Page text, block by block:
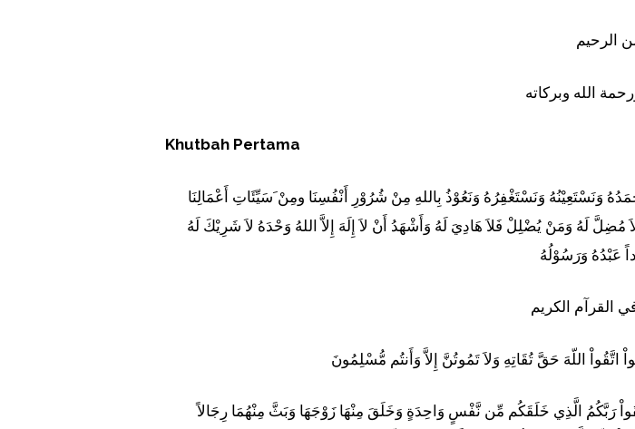
الرحيم
الله وبركاته
Khutbah Pertama
وَنَسْتَعِيْنُهُ وَنَسْتَغْفِرُهُ وَنَعُوْذُ بِاللهِ مِنْ شُرُوْرِ أَنْفُسِنَا ومِنْ َسَيِّئَاتِ أَعْمَالِنَا
مُضِلَّ لَهُ وَمَنْ يُضْلِلْ فَلاَ هَادِيَ لَهُ وَأَشْهَدُ أَنْ لاَ إِلَهَ إِلاَّ اللهُ وَحْدَهُ لاَ شَرِيْكَ لَهُ
عَبْدُهُ وَرَسُوْلُهُ
القرآم الكريم
اتَّقُواْ اللّهَ حَقَّ تُقَاتِهِ وَلاَ تَمُوتُنَّ إِلاَّ وَأَنتُم مُّسْلِمُونَ
رَبَّكُمُ الَّذِي خَلَقَكُم مِّن نَّفْسٍ وَاحِدَةٍ وَخَلَقَ مِنْهَا زَوْجَهَا وَبَثَّ مِنْهُمَا رِجَالاً